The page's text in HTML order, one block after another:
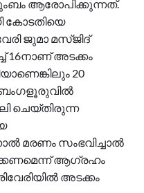
ആരോപിക്കുന്നത്.
കോടതിയെ
ജുമാ മസ്‌ജിദ്
16നാണ് അടക്കം
20
ചെയ്തിരുന്ന
മരണം സംഭവിച്ചാല്‍
ആഗ്രഹം
അടക്കം